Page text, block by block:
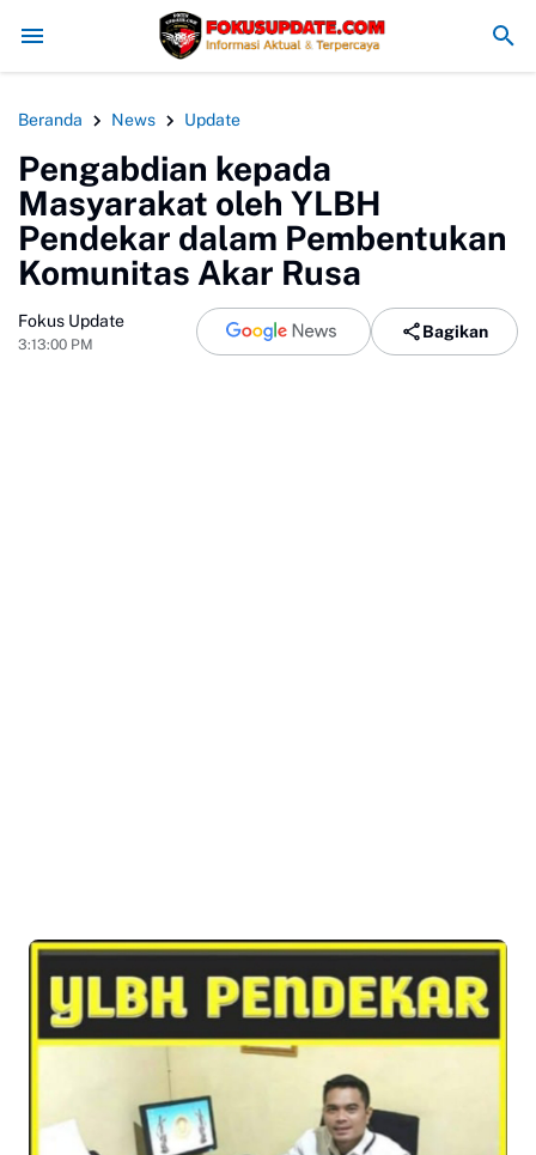
Konflik, Kapolres Bogor Minta PT PMC Tunda Aktivitas di Lahan
Beranda News Update
Pengabdian kepada
Masyarakat oleh YLBH
Pendekar dalam Pembentukan
Komunitas Akar Rusa
Fokus Update
3:13:00 PM
Bagikan